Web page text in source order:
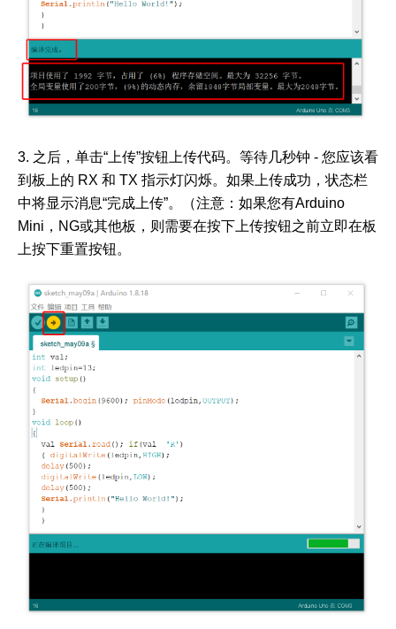
3. 之后，单击“上传”按钮上传代码。等待几秒钟 - 您应该看
到板上的 RX 和 TX 指示灯闪烁。如果上传成功，状态栏
中将显示消息“完成上传”。（注意：如果您有Arduino
Mini，NG或其他板，则需要在按下上传按钮之前立即在板
上按下重置按钮。